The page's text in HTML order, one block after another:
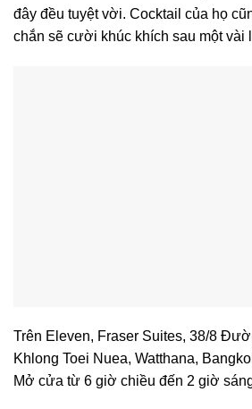
đây đều tuyệt vời. Cocktail của họ
chắn sẽ cười khúc khích sau một vài
Trên Eleven, Fraser Suites, 38/8
Khlong Toei Nuea, Watthana,
Mở cửa từ 6 giờ chiều đến 2 giờ